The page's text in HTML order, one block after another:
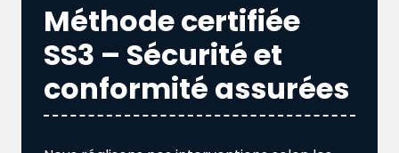
Méthode certifiée
SS3 – Sécurité et
conformité assurées